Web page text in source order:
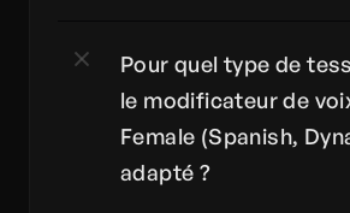
Pour quel type de
le modificateur de
Female (Spanish,
adapté ?